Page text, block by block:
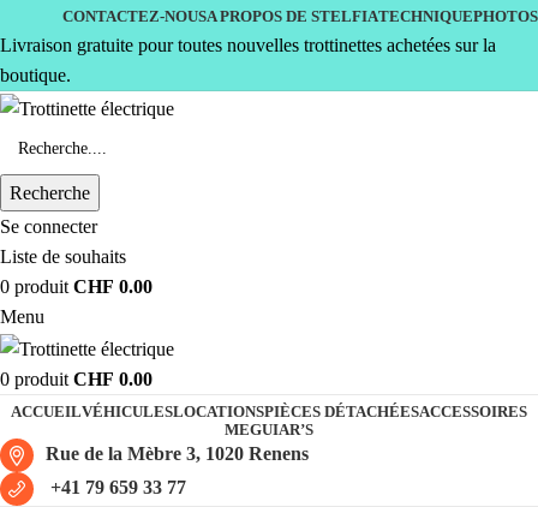
CONTACTEZ-NOUSA PROPOS DE STELFIATECHNIQUEPHOTOS
Livraison gratuite pour toutes nouvelles trottinettes achetées sur la
boutique.
Recherche
Se connecter
Liste de souhaits
0 produit CHF 0.00
Menu
0 produit CHF 0.00
ACCUEILVÉHICULESLOCATIONSPIÈCES DÉTACHÉESACCESSOIRES
MEGUIAR’S
Rue de la Mèbre 3, 1020 Renens
+41 79 659 33 77